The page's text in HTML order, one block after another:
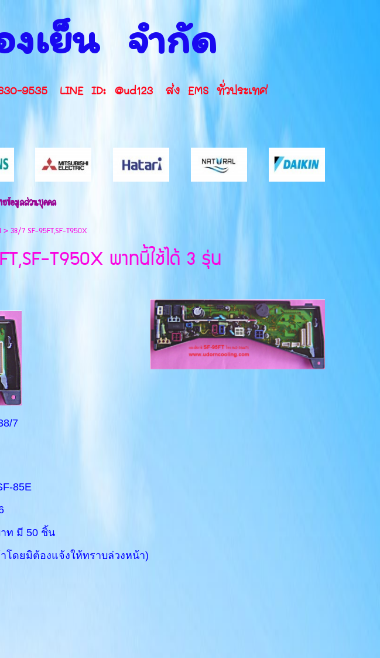
งเย็น จำกัด
630-9535 LINE ID: @ud123 ส่ง EMS ทั่วประเทศ
ข้อมูลส่วนบุคคล
>38/7 SF-95FT,SF-T950X
T950X พาทนี้ใช้ได้ 3 รุ่น
7
85E
มี 50 ชิ้น
โดยมิต้องแจ้งให้ทราบล่วงหน้า)